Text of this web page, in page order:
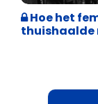
Hoe het
thuishaalde